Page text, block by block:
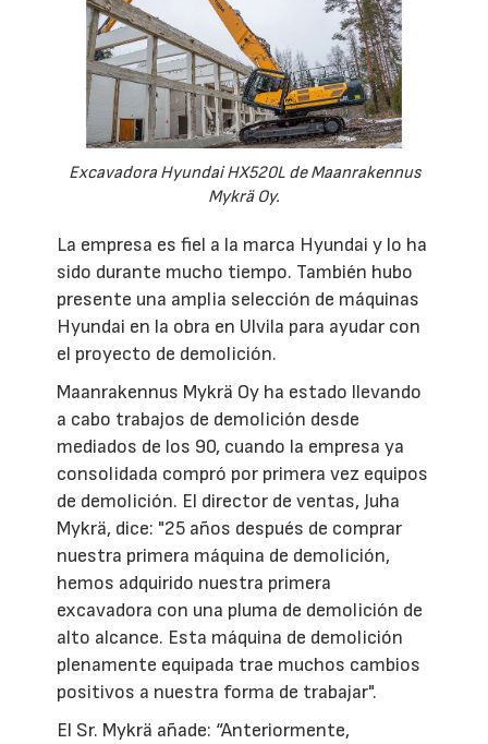
Excavadora Hyundai HX520L de Maanrakennus
Mykrä Oy.
La empresa es fiel a la marca Hyundai y lo ha
sido durante mucho tiempo. También hubo
presente una amplia selección de máquinas
Hyundai en la obra en Ulvila para ayudar con
el proyecto de demolición.
Maanrakennus Mykrä Oy ha estado llevando
a cabo trabajos de demolición desde
mediados de los 90, cuando la empresa ya
consolidada compró por primera vez equipos
de demolición. El director de ventas, Juha
Mykrä, dice: "25 años después de comprar
nuestra primera máquina de demolición,
hemos adquirido nuestra primera
excavadora con una pluma de demolición de
alto alcance. Esta máquina de demolición
plenamente equipada trae muchos cambios
positivos a nuestra forma de trabajar".
El Sr. Mykrä añade: “Anteriormente,